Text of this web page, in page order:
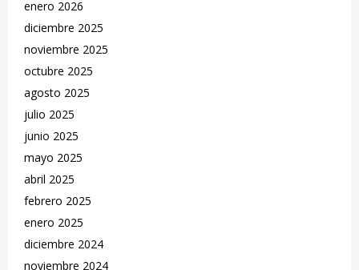
enero 2026
diciembre 2025
noviembre 2025
octubre 2025
agosto 2025
julio 2025
junio 2025
mayo 2025
abril 2025
febrero 2025
enero 2025
diciembre 2024
noviembre 2024